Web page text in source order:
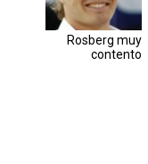
Rosberg muy
contento